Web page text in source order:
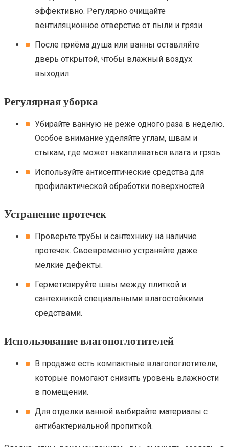
эффективно. Регулярно очищайте
вентиляционное отверстие от пыли и грязи.
После приёма душа или ванны оставляйте
дверь открытой, чтобы влажный воздух
выходил.
Регулярная уборка
Убирайте ванную не реже одного раза в неделю.
Особое внимание уделяйте углам, швам и
стыкам, где может накапливаться влага и грязь.
Используйте антисептические средства для
профилактической обработки поверхностей.
Устранение протечек
Проверьте трубы и сантехнику на наличие
протечек. Своевременно устраняйте даже
мелкие дефекты.
Герметизируйте швы между плиткой и
сантехникой специальными влагостойкими
средствами.
Использование влагопоглотителей
В продаже есть компактные влагопоглотители,
которые помогают снизить уровень влажности
в помещении.
Для отделки ванной выбирайте материалы с
антибактериальной пропиткой.